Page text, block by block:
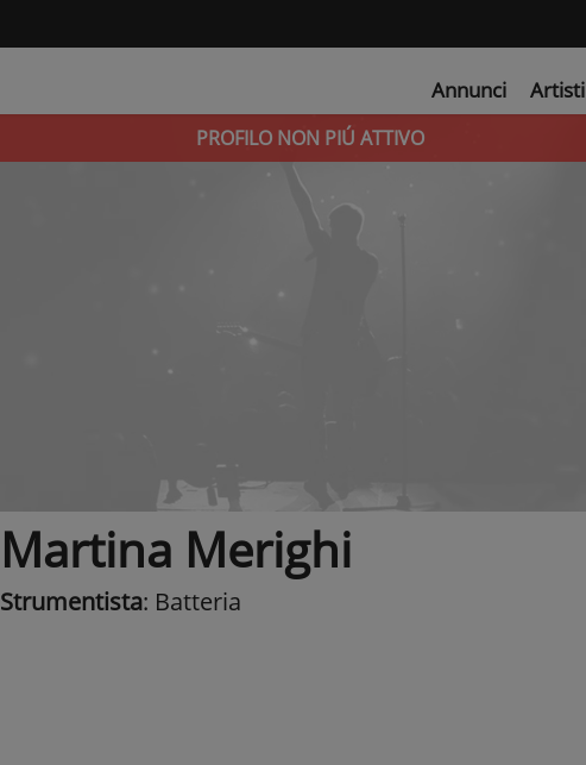
Annunci Artisti
PROFILO NON PIÚ ATTIVO
Martina Merighi
Strumentista: Batteria